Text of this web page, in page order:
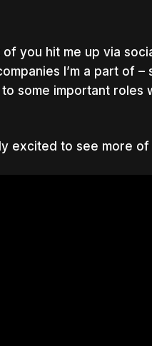
of you hit me up via
I’m a part of
to some important roles
excited to see more